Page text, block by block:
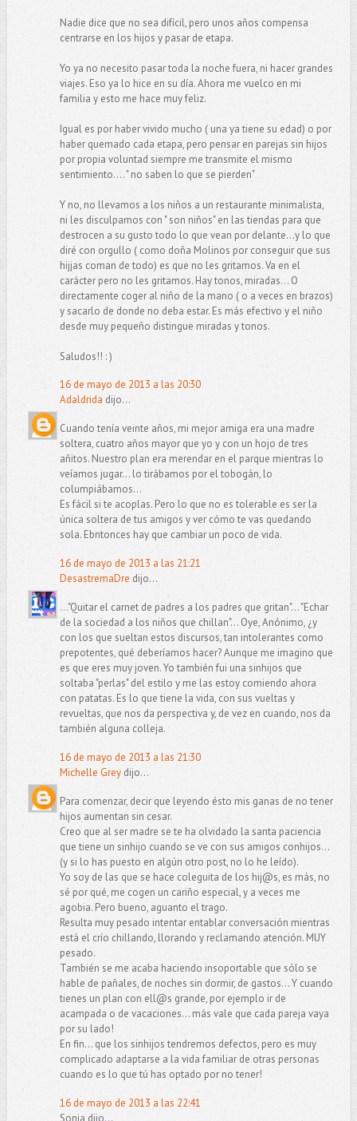
Nadie dice que no sea difícil, pero unos años compensa
centrarse en los hijos y pasar de etapa.
Yo ya no necesito pasar toda la noche fuera, ni hacer grandes
viajes. Eso ya lo hice en su día. Ahora me vuelco en mi
familia y esto me hace muy feliz.
Igual es por haber vivido mucho ( una ya tiene su edad) o por
haber quemado cada etapa, pero pensar en parejas sin hijos
por propia voluntad siempre me transmite el mismo
sentimiento.... " no saben lo que se pierden"
Y no, no llevamos a los niños a un restaurante minimalista,
ni les disculpamos con " son niños" en las tiendas para que
destrocen a su gusto todo lo que vean por delante...y lo que
diré con orgullo ( como doña Molinos por conseguir que sus
hijjas coman de todo) es que no les gritamos. Va en el
carácter pero no les gritamos. Hay tonos, miradas... O
directamente coger al niño de la mano ( o a veces en brazos)
y sacarlo de donde no deba estar. Es más efectivo y el niño
desde muy pequeño distingue miradas y tonos.
Saludos!! : )
16 de mayo de 2013 a las 20:30
Adaldrida dijo...
Cuando tenía veinte años, mi mejor amiga era una madre
soltera, cuatro años mayor que yo y con un hojo de tres
añitos. Nuestro plan era merendar en el parque mientras lo
veíamos jugar... lo tirábamos por el tobogán, lo
columpiábamos...
Es fácil si te acoplas. Pero lo que no es tolerable es ser la
única soltera de tus amigos y ver cómo te vas quedando
sola. Ebntonces hay que cambiar un poco de vida.
16 de mayo de 2013 a las 21:21
DesastremaDre dijo...
..."Quitar el carnet de padres a los padres que gritan"... "Echar
de la sociedad a los niños que chillan"... Oye, Anónimo, ¿y
con los que sueltan estos discursos, tan intolerantes como
prepotentes, qué deberíamos hacer? Aunque me imagino que
es que eres muy joven. Yo también fui una sinhijos que
soltaba "perlas" del estilo y me las estoy comiendo ahora
con patatas. Es lo que tiene la vida, con sus vueltas y
revueltas, que nos da perspectiva y, de vez en cuando, nos da
también alguna colleja.
16 de mayo de 2013 a las 21:30
Michelle Greydijo...
Para comenzar, decir que leyendo ésto mis ganas de no tener
hijos aumentan sin cesar.
Creo que al ser madre se te ha olvidado la santa paciencia
que tiene un sinhijo cuando se ve con sus amigos conhijos...
(y si lo has puesto en algún otro post, no lo he leído).
Yo soy de las que se hace coleguita de los hij@s, es más, no
sé por qué, me cogen un cariño especial, y a veces me
agobia. Pero bueno, aguanto el trago.
Resulta muy pesado intentar entablar conversación mientras
está el crío chillando, llorando y reclamando atención. MUY
pesado.
También se me acaba haciendo insoportable que sólo se
hable de pañales, de noches sin dormir, de gastos... Y cuando
tienes un plan con ell@s grande, por ejemplo ir de
acampada o de vacaciones... más vale que cada pareja vaya
por su lado!
En fin... que los sinhijos tendremos defectos, pero es muy
complicado adaptarse a la vida familiar de otras personas
cuando es lo que tú has optado por no tener!
16 de mayo de 2013 a las 22:41
Sonia dijo...